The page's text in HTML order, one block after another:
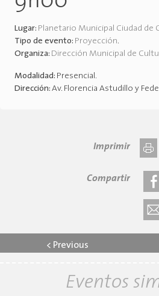
Lugar: Planetario Municipal Ciudad de
Tipo de evento: Proyección.
Organiza: Dirección Municipal de
Modalidad: Presencial.
Dirección: Av. Florencia Astudillo y
Imprimir
Compartir
< Previous
Eventos